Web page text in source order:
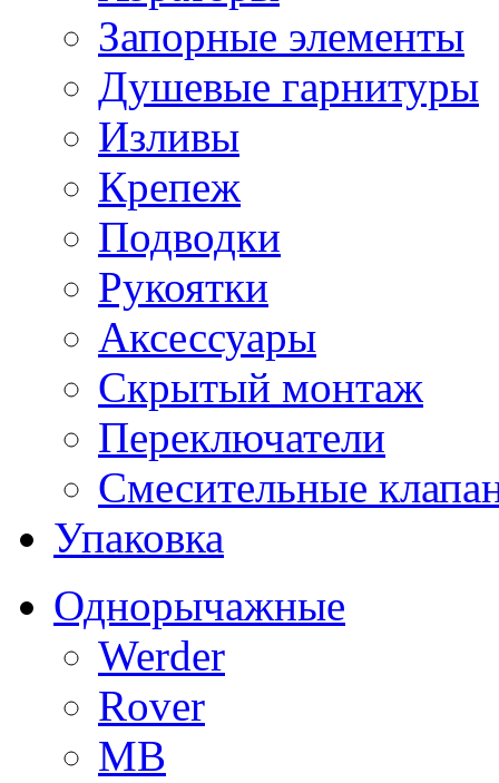
Запорные элементы
Душевые гарнитуры
Изливы
Крепеж
Подводки
Рукоятки
Аксессуары
Скрытый монтаж
Переключатели
Смесительные
Упаковка
Однорычажные
Werder
Rover
MB